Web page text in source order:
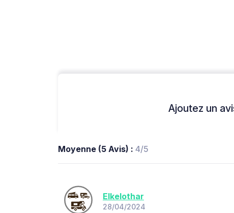
Ajoutez un
Moyenne (5 Avis) : 4/5
Elkelothar
28/04/2024